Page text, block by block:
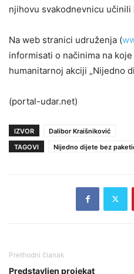
njihovu svakodnevnicu učinili
Na web stranici udruženja (
informisati o načinima na
humanitarnoj akciji „Nijedno
(portal-udar.net)
IZVOR
Dalibor Kraišniković
TAGOVI
Nijedno dijete bez
Prethodni članak
Predstavljen projekat